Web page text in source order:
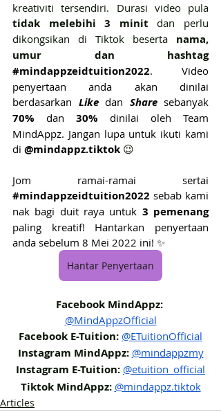
tidak melebihi 3 minit dan perlu
dikongsikan di Tiktok beserta nama,
umur dan hashtag
#mindappzeidtuition2022. Video
penyertaan anda akan dinilai
berdasarkan Like dan Share
70% dan 30% dinilai oleh Team
MindAppz. Jangan lupa untuk ikuti kami
di @mindappz.tiktok 😉
#mindappzeidtuition2022 sebab kami
nak bagi duit raya untuk 3 pemenang
paling kreatif! Hantarkan penyertaan
anda sebelum 8 Mei 2022 ini! ✨
Hantar Penyertaan
Facebook MindAppz:
@MindAppzOfficial
Facebook E-Tuition: @ETuitionOfficial
Instagram MindAppz: @mindappzmy
Instagram E-Tuition: @etuition_official
Tiktok MindAppz: @mindappz.tiktok
Articles